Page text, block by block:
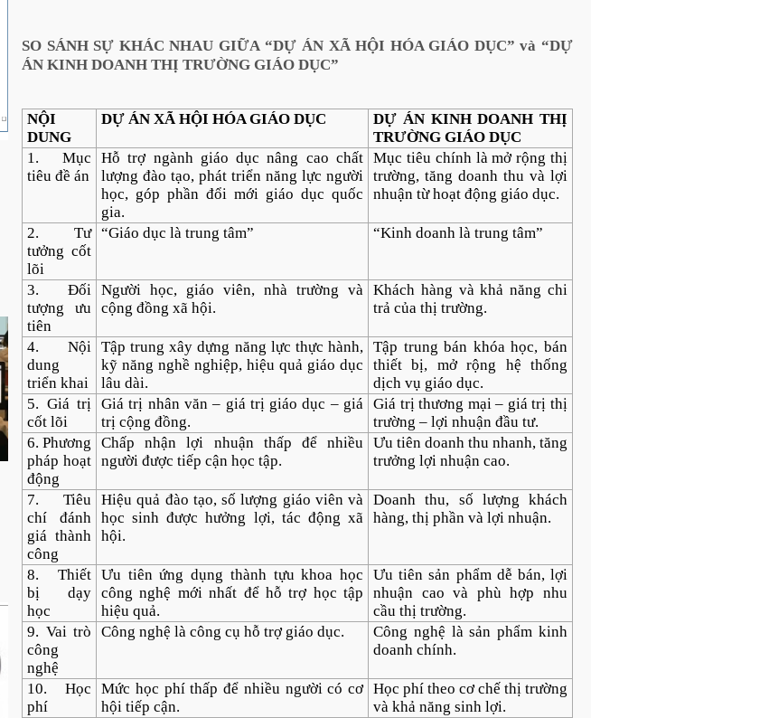
SO SÁNH SỰ KHÁC NHAU GIỮA “DỰ ÁN XÃ HỘI HÓA GIÁO DỤC”và “DỰ
ÁN KINH DOANH THỊ TRƯỜNG GIÁO DỤC”
NỘI
DUNG
DỰ ÁN XÃ HỘI HÓA GIÁO DỤC
DỰ ÁN KINH DOANH THỊ
TRƯỜNG GIÁO DỤC
1. Mục
tiêu đề án
Hỗ trợ ngành giáo dục nâng cao chất
lượng đào tạo, phát triển năng lực người
học, góp phần đổi mới giáo dục quốc
gia.
Mục tiêu chính là mở rộng thị
trường, tăng doanh thu và lợi
nhuận từ hoạt động giáo dục.
2. Tư
tưởng cốt
lõi
“Giáo dục là trung tâm” “Kinh doanh là trung tâm”
3. Đối
tượng ưu
tiên
Người học, giáo viên, nhà trường và
cộng đồng xã hội.
Khách hàng và khả năng chi
trả của thị trường.
4. Nội
dung
triển khai
Tập trung xây dựng năng lực thực hành,
kỹ năng nghề nghiệp, hiệu quả giáo dục
lâu dài.
Tập trung bán khóa học, bán
thiết bị, mở rộng hệ thống
dịch vụ giáo dục.
5. Giá trị
cốt lõi
Giá trị nhân văn – giá trị giáo dục – giá
trị cộng đồng.
Giá trị thương mại – giá trị thị
trường – lợi nhuận đầu tư.
6. Phương
pháp hoạt
động
Chấp nhận lợi nhuận thấp để nhiều
người được tiếp cận học tập.
Ưu tiên doanh thu nhanh, tăng
trưởng lợi nhuận cao.
7. Tiêu
chí đánh
giá thành
công
Hiệu quả đào tạo, số lượng giáo viên và
học sinh được hưởng lợi, tác động xã
hội.
Doanh thu, số lượng khách
hàng, thị phần và lợi nhuận.
8. Thiết
bị dạy
học
Ưu tiên ứng dụng thành tựu khoa học
công nghệ mới nhất để hỗ trợ học tập
hiệu quả.
Ưu tiên sản phẩm dễ bán, lợi
nhuận cao và phù hợp nhu
cầu thị trường.
9. Vai trò
công
nghệ
Công nghệ là công cụ hỗ trợ giáo dục.
Công nghệ là sản phẩm kinh
doanh chính.
10. Học
phí
Mức học phí thấp để nhiều người có cơ
hội tiếp cận.
Học phí theo cơ chế thị trường
và khả năng sinh lợi.